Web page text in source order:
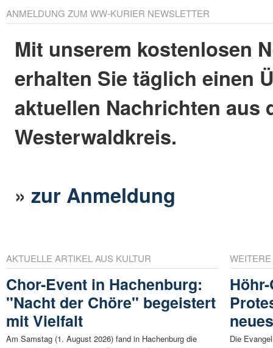
ANMELDUNG ZUM WW-KURIER NEWSLETTER
Mit unserem kostenlosen
erhalten Sie täglich einen
aktuellen Nachrichten aus
Westerwaldkreis.
»zur Anmeldung
AKTUELLE ARTIKEL AUS KULTUR
Chor-Event in Hachenburg:
"Nacht der Chöre" begeistert
mit Vielfalt
Am Samstag (1. August 2026) fand in Hachenburg die
Die